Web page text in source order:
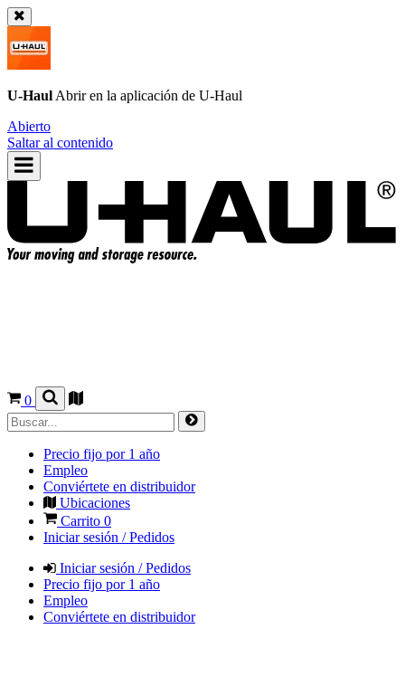
U-Haul Abrir en la aplicación de U-Haul
Abierto
Saltar al contenido
0
Precio fijo por 1 año
Empleo
Conviértete en distribuidor
Ubicaciones
Carrito 0
Iniciar sesión / Pedidos
Iniciar sesión / Pedidos
Precio fijo por 1 año
Empleo
Conviértete en distribuidor